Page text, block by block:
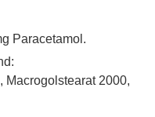
Paracetamol.
2000,